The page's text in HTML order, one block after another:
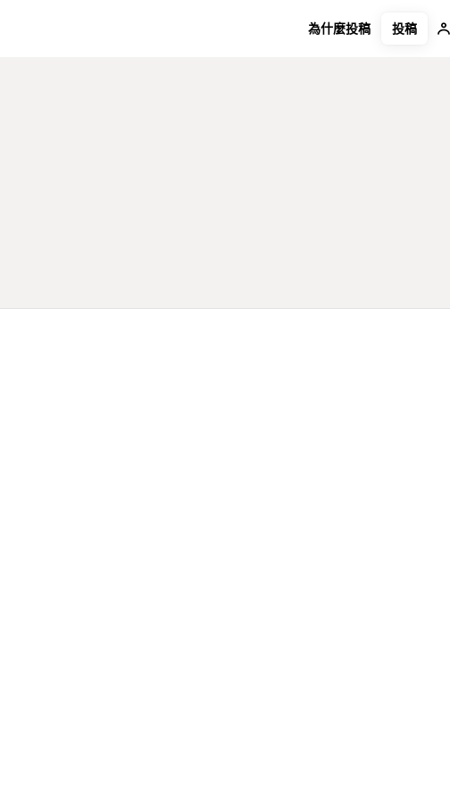
為什麼投稿 投稿